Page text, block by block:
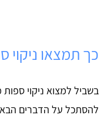
כך תמצאו ניקוי
בשביל למצוא ניקוי
להסתכל על הדברים